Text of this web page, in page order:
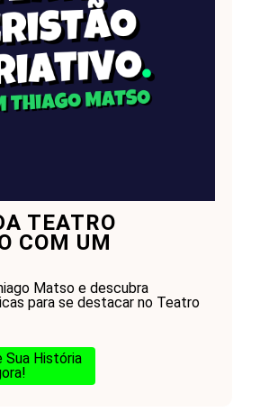
TEATRO
COM UM
Matso e descubra
para se destacar no Teatro
Sua História